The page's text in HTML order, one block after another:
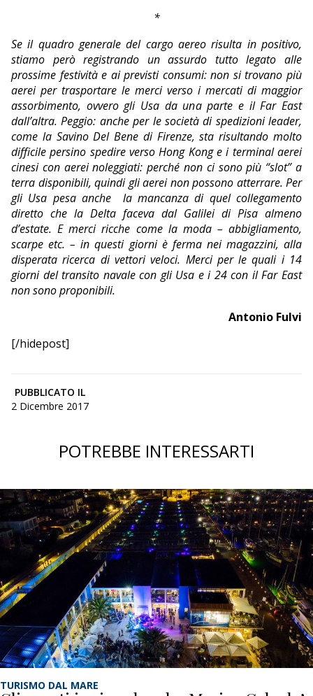
*
Se il quadro generale del cargo aereo risulta in positivo,
stiamo però registrando un assurdo tutto legato alle
prossime festività e ai previsti consumi: non si trovano più
aerei per trasportare le merci verso i mercati di maggior
assorbimento, ovvero gli Usa da una parte e il Far East
dall’altra. Peggio: anche per le società di spedizioni leader,
come la Savino Del Bene di Firenze, sta risultando molto
difficile persino spedire verso Hong Kong e i terminal aerei
cinesi con aerei noleggiati: perché non ci sono più “slot” a
terra disponibili, quindi gli aerei non possono atterrare. Per
gli Usa pesa anche
la mancanza di quel collegamento
diretto che la Delta faceva dal Galilei di Pisa almeno
d’estate. E merci ricche come la moda – abbigliamento,
scarpe etc. – in questi giorni è ferma nei magazzini, alla
disperata ricerca di vettori veloci. Merci per le quali i 14
giorni del transito navale con gli Usa e i 24 con il Far East
non sono proponibili.
Antonio Fulvi
[/hidepost]
PUBBLICATO IL
2 Dicembre 2017
POTREBBE INTERESSARTI
TURISMO DAL MARE